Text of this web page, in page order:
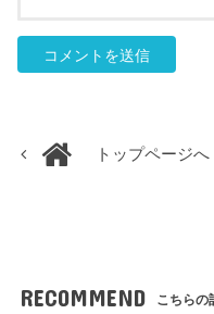
トップページへ
RECOMMEND こちらの